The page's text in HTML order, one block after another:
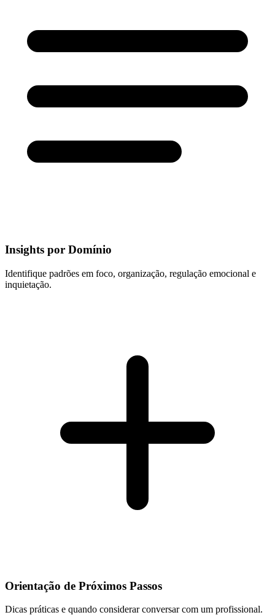
Insights por Domínio
Identifique padrões em foco, organização, regulação emocional e
inquietação.
Orientação de Próximos Passos
Dicas práticas e quando considerar conversar com um profissional.